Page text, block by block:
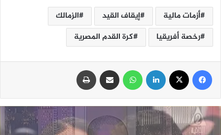
أزمات مالية إيقاف القيد
الزمالك
رخصة أفريقيا
كرة القدم المصرية